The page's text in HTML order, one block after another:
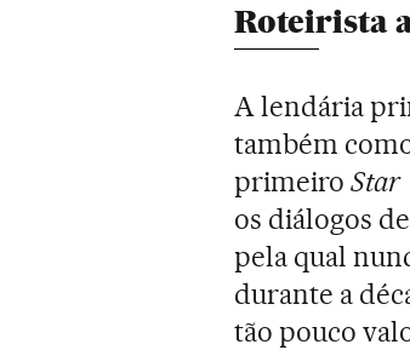
Roteirista
A lendária
também
primeiroStar
os diálogos
pela qual
durante a
tão pouco